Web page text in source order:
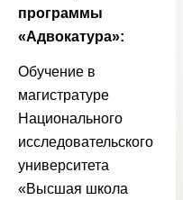
программы
«Адвокатура»:
Обучение в
магистратуре
Национального
исследовательского
университета
«Высшая школа